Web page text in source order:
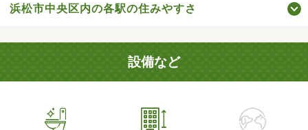
浜松市中央区内の各駅の住みやすさ
設備など